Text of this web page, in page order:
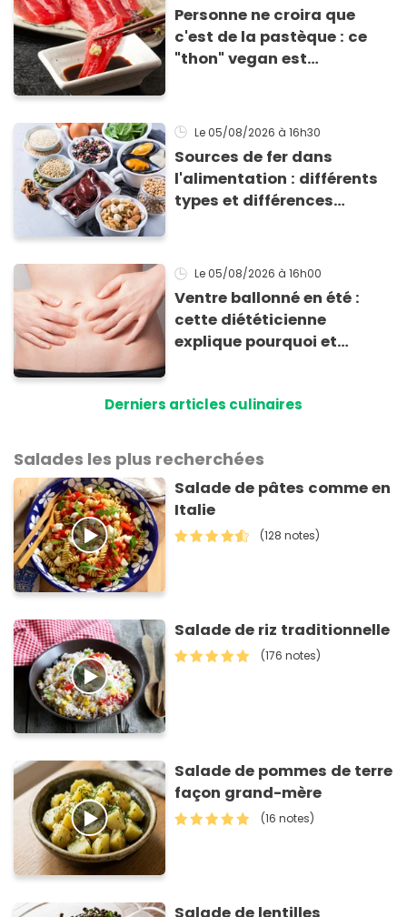
Personne ne croira que
c'est de la pastèque : ce
"thon" vegan est
Le 05/08/2026 à 16h30
Sources de fer dans
l'alimentation : différents
types et différences
Le 05/08/2026 à 16h00
Ventre ballonné en été :
cette diététicienne
explique pourquoi et
Derniers articles culinaires
Salades les plus recherchées
Salade de pâtes comme en
Italie
(128 notes)
Salade de riz traditionnelle
(176 notes)
Salade de pommes de terre
façon grand-mère
(16 notes)
Salade de lentilles